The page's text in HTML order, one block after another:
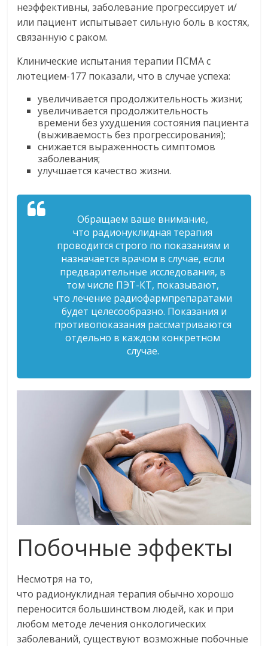
неэффективны, заболевание прогрессирует и/
или пациент испытывает сильную боль в костях,
связанную с раком.
Клинические испытания терапии ПСМА с
лютецием-177 показали, что в случае успеха:
увеличивается продолжительность жизни;
увеличивается продолжительность
времени без ухудшения состояния пациента
(выживаемость без прогрессирования);
снижается выраженность симптомов
заболевания;
улучшается качество жизни.
Обращаем ваше внимание,
что радионуклидная терапия
проводится строго по показаниям и
назначается врачом в случае, если
предварительные исследования, в
том числе ПЭТ-КТ, показывают,
чтолечение радиофармпрепаратами
будет целесообразно. Показания и
противопоказания рассматриваются
отдельно в каждом конкретном
случае.
Побочные эффекты
Несмотря на то,
что радионуклидная терапия обычно хорошо
переносится большинством людей, как и при
любом методе лечения онкологических
заболеваний, существуют возможные побочные